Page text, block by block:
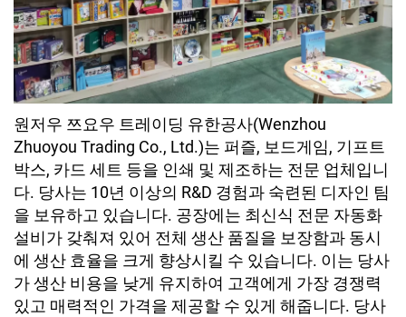
원저우 쯔요우 트레이딩 유한공사(Wenzhou
Zhuoyou Trading Co., Ltd.)는 퍼즐, 보드게임, 기프트
박스, 카드 세트 등을 인쇄 및 제조하는 전문 업체입니
다. 당사는 10년 이상의 R&D 경험과 숙련된 디자인 팀
을 보유하고 있습니다. 공장에는 최신식 전문 자동화
설비가 갖춰져 있어 전체 생산 품질을 보장함과 동시
에 생산 효율을 크게 향상시킬 수 있습니다. 이는 당사
가 생산 비용을 낮게 유지하여 고객에게 가장 경쟁력
있고 매력적인 가격을 제공할 수 있게 해줍니다. 당사